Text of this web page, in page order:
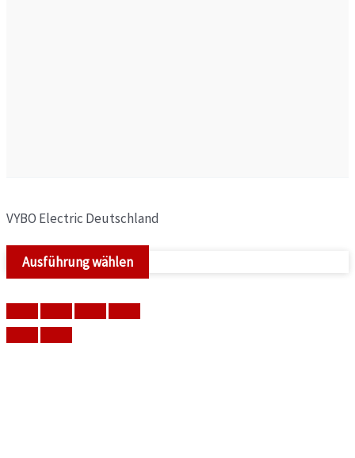
VYBO Electric Deutschland
Ausführung wählen